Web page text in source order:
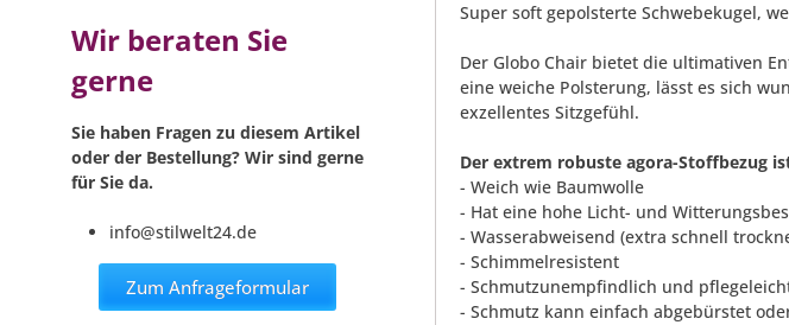
Wir beraten Sie
gerne
Sie haben Fragen zu diesem Artikel
oder der Bestellung? Wir sind gerne
für Sie da.
info@stilwelt24.de
Zum Anfrageformular
Super soft gepolsterte Schwebekugel,
Der Globo Chair bietet die ultimativen
eine weiche Polsterung, lässt es sich
exzellentes Sitzgefühl.
Der extrem robuste agora-Stoffbezug
- Weich wie Baumwolle
- Hat eine hohe Licht- und
- Wasserabweisend (extra schnell
- Schimmelresistent
- Schmutzunempfindlich und
- Schmutz kann einfach abgebürstet